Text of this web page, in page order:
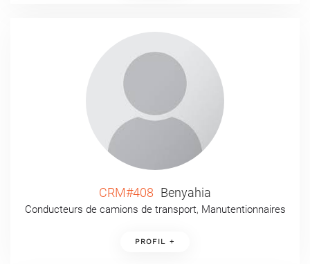
CRM#408 Benyahia
Conducteurs de camions de transport, Manutentionnaires
PROFIL +